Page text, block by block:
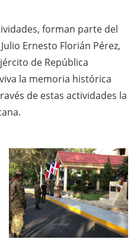
forman parte del
Ernesto Florián Pérez,
de República
la memoria histórica
de estas actividades la